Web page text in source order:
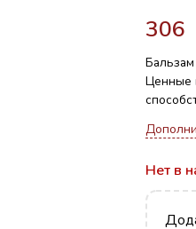
Ценные
Нет в